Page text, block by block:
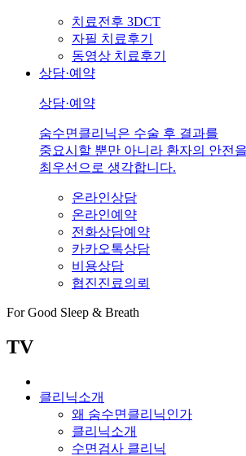
치료전후 3DCT
자필 치료후기
동영상 치료후기
상담·예약
상담·예약
숨수면클리닉은 수술 후 결과를
중요시할 뿐만 아니라 환자의 안전을
최우선으로 생각합니다.
온라인상담
온라인예약
전화상담예약
카카오톡상담
비용상담
협진진료의뢰
For Good Sleep & Breath
TV
클리닉소개
왜 숨수면클리닉인가
클리닉소개
수면검사 클리닉